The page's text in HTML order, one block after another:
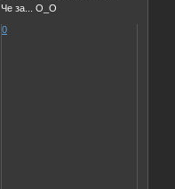
Че за... О_О
0